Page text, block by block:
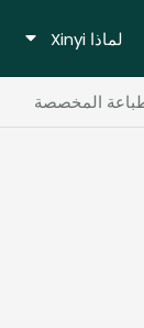
لماذا Xinyi
المخصصة